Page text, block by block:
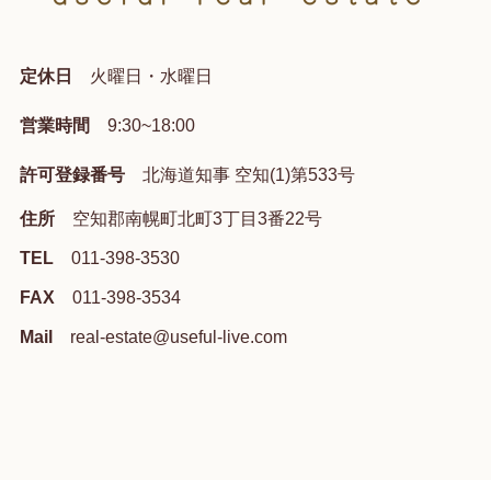
定休日 火曜日・水曜日
営業時間 9:30~18:00
許可登録番号 北海道知事 空知(1)第533号
住所空知郡南幌町北町3丁目3番22号
TEL011-398-3530
FAX 011-398-3534
Mail real-estate@useful-live.com